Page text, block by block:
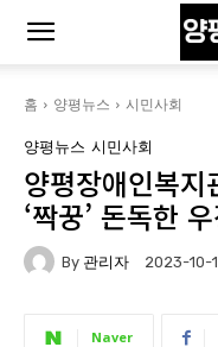
홈 양평뉴스 시민사회
양평뉴스 시민사회
양평장애인복
‘짝꿍’ 돈독한
By 관리자 2023-10-
Naver